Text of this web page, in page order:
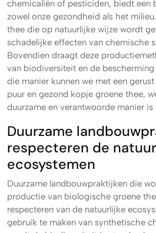
chemicaliën of pesticiden, biedt een
zowel onze gezondheid als het
thee die op natuurlijke wijze wordt
schadelijke effecten van chemische
Bovendien draagt deze
van biodiversiteit en de
die manier kunnen we met een
puur en gezond kopje groene thee,
duurzame en verantwoorde manier
Duurzame
respecteren de
ecosystemen
Duurzame landbouwpraktijken die
productie van biologische groene
respecteren van de natuurlijke
gebruik te maken van synthetische